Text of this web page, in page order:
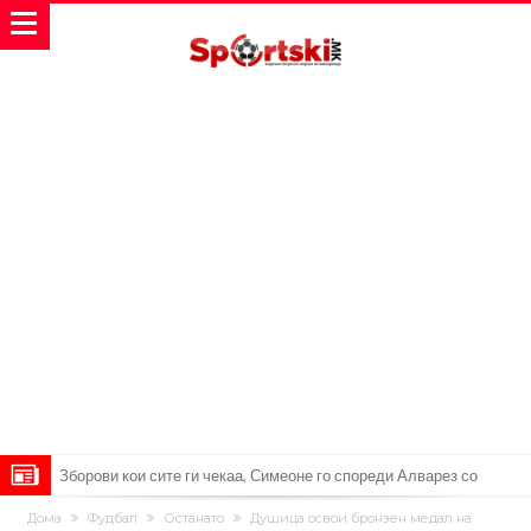
Зборови кои сите ги чекаа, Симеоне го спореди Алварез со
Гризман
Реал Мадрид ја прекинува потрагата по нов играч за врска
Дома Фудбал Останато
Душица освои бронзен медал на